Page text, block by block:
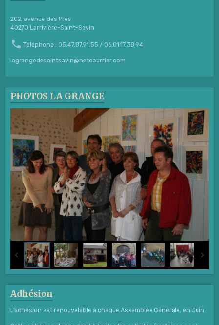
202, avenue des Prés
40270 Larrivière-Saint-Savin
Téléphone : 05.47.87.91.55 / 06.01.17.38.94
lagrangedesaintsavin@netcourrier.com
PHOTOS LA GRANGE
Adhésion
L’adhésion est renouvelable à chaque Assemblée Générale, en Juin.